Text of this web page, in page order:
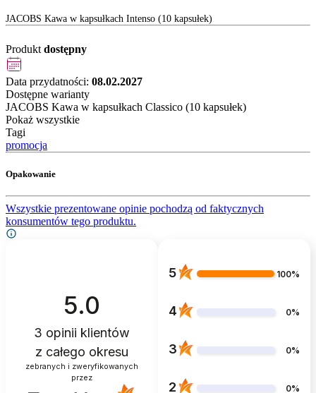
JACOBS Kawa w kapsułkach Intenso (10 kapsułek)
Produkt dostępny
Data przydatności: 08.02.2027
Dostępne warianty
JACOBS Kawa w kapsułkach Classico (10 kapsułek)
Pokaż wszystkie
Tagi
promocja
Opakowanie
Wszystkie prezentowane opinie pochodzą od faktycznych
konsumentów tego produktu.
5.0
3 opinii klientów
z całego okresu
zebranych i zweryfikowanych
przez
5 100%
4 0%
3 0%
2 0%